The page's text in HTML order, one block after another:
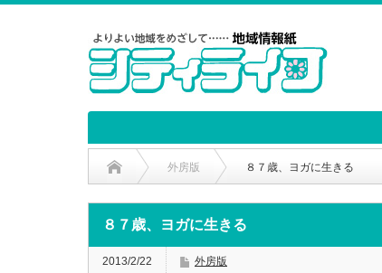
外房版 ８７歳、ヨガに生きる
８７歳、ヨガに生きる
2013/2/22 外房版